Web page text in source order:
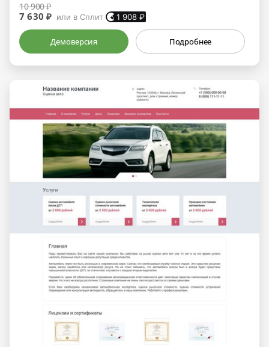
10 900 ₽
7 630 ₽ или в Сплит 1 908 ₽
Демоверсия Подробнее